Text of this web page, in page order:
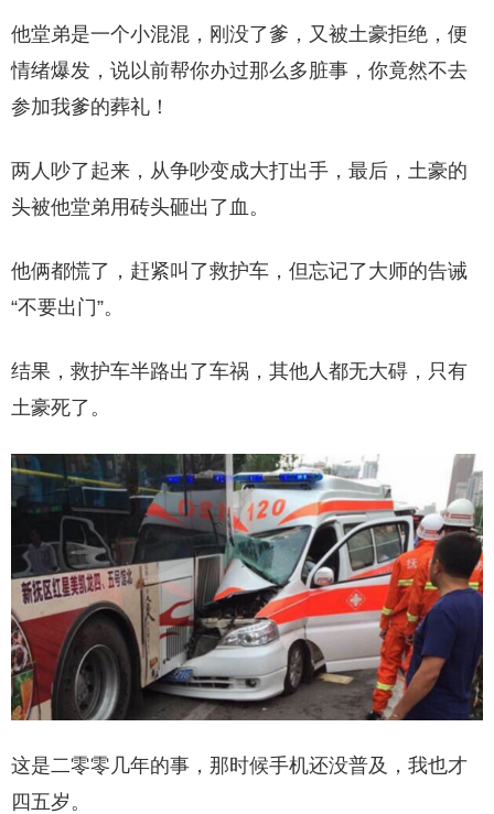
他堂弟是一个小混混，刚没了爹，又被土豪拒绝，便
情绪爆发，说以前帮你办过那么多脏事，你竟然不去
参加我爹的葬礼！
两人吵了起来，从争吵变成大打出手，最后，土豪的
头被他堂弟用砖头砸出了血。
他俩都慌了，赶紧叫了救护车，但忘记了大师的告诫
“不要出门”。
结果，救护车半路出了车祸，其他人都无大碍，只有
土豪死了。
这是二零零几年的事，那时候手机还没普及，我也才
四五岁。